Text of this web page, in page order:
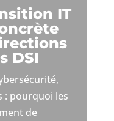
IT
DSI
: pourquoi les
de